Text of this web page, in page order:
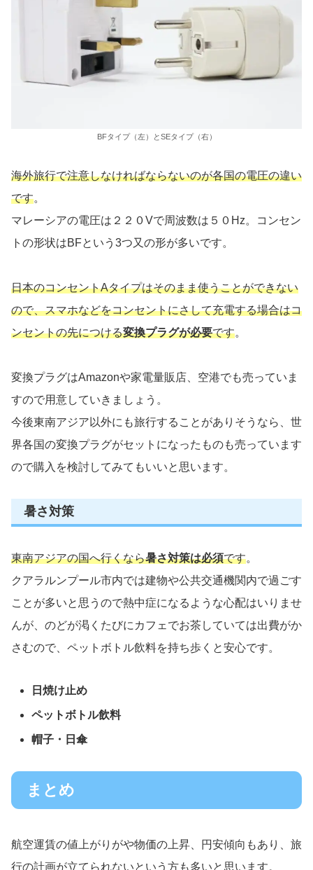
BFタイプ（左）とSEタイプ（右）
海外旅行で注意しなければならないのが各国の電圧の違い
です。
マレーシアの電圧は２２０Vで周波数は５０Hz。コンセン
トの形状はBFという3つ又の形が多いです。
日本のコンセントAタイプはそのまま使うことができない
ので、スマホなどをコンセントにさして充電する場合はコ
ンセントの先につける変換プラグが必要です。
変換プラグはAmazonや家電量販店、空港でも売っていま
すので用意していきましょう。
今後東南アジア以外にも旅行することがありそうなら、世
界各国の変換プラグがセットになったものも売っています
ので購入を検討してみてもいいと思います。
暑さ対策
東南アジアの国へ行くなら暑さ対策は必須です。
クアラルンプール市内では建物や公共交通機関内で過ごす
ことが多いと思うので熱中症になるような心配はいりませ
んが、のどが渇くたびにカフェでお茶していては出費がか
さむので、ペットボトル飲料を持ち歩くと安心です。
日焼け止め
ペットボトル飲料
帽子・日傘
まとめ
航空運賃の値上がりがや物価の上昇、円安傾向もあり、旅
行の計画が立てられないという方も多いと思います。